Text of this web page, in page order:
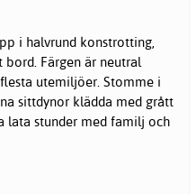
i halvrund konstrotting,
Färgen är neutral
utemiljöer. Stomme i
sittdynor klädda med grått
lata stunder med familj och